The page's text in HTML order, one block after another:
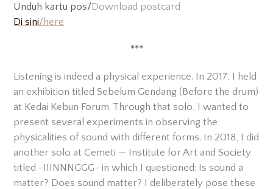
Unduh kartu pos/Download postcard
Di sini/here
***
Listening is indeed a physical experience. In 2017, I held
an exhibition titled Sebelum Gendang (Before the drum)
at Kedai Kebun Forum. Through that solo, I wanted to
present several experiments in observing the
physicalities of sound with different forms. In 2018, I did
another solo at Cemeti — Institute for Art and Society
titled ~IIINNNGGG~ in which I questioned: Is sound a
matter? Does sound matter? I deliberately pose these